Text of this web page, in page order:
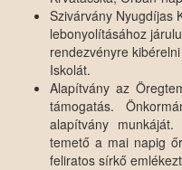
Szivárvány Nyugdíjas
lebonyolításához
rendezvényre
Iskolát.
Alapítvány az
támogatás.
alapítvány
temető a mai napig
feliratos sírkő